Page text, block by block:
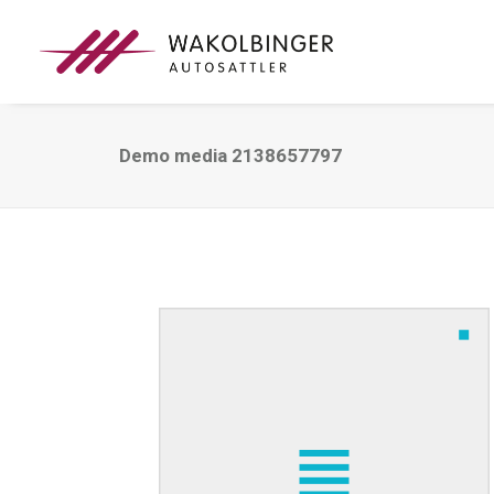
Demo media 2138657797